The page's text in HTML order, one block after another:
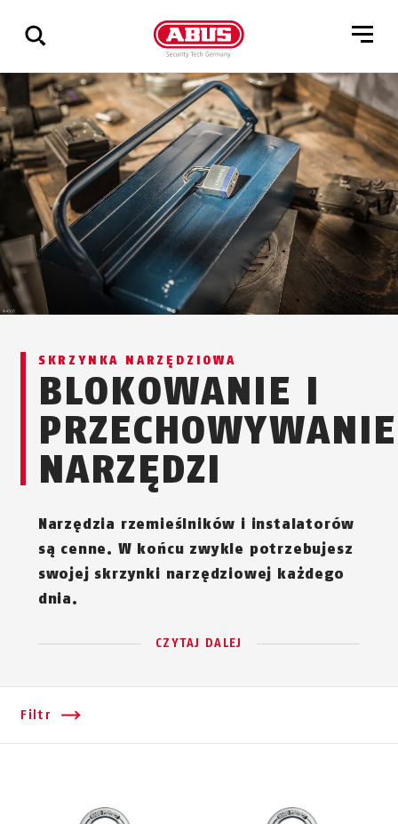
Pokaż
wszystkie
wyniki
SKRZYNKA NARZĘDZIOWA
BLOKOWANIE I
PRZECHOWYWANIE
NARZĘDZI
Narzędzia rzemieślników i instalatorów
są cenne. W końcu zwykle potrzebujesz
swojej skrzynki narzędziowej każdego
dnia.
CZYTAJ DALEJ
Filtr